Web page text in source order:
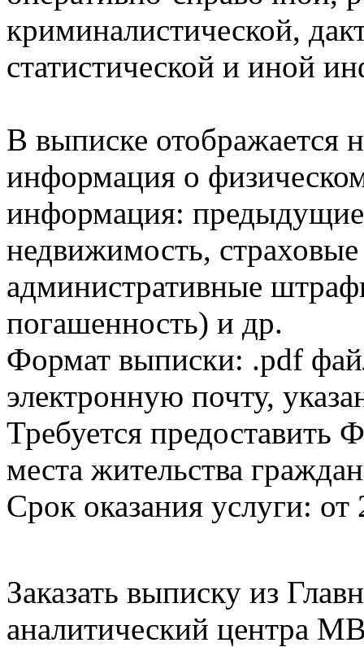
криминалистической,
статистической и иной
В выписке отображается
информация о
информация:
недвижимость,
административные
погашенность) и др.
Формат выписки: .pdf
электронную почту,
Требуется
места жительства
Срок оказания услуги: от
Заказать выписку из
аналитический центра